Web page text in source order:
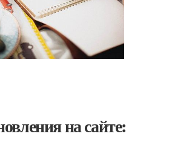
на сайте: